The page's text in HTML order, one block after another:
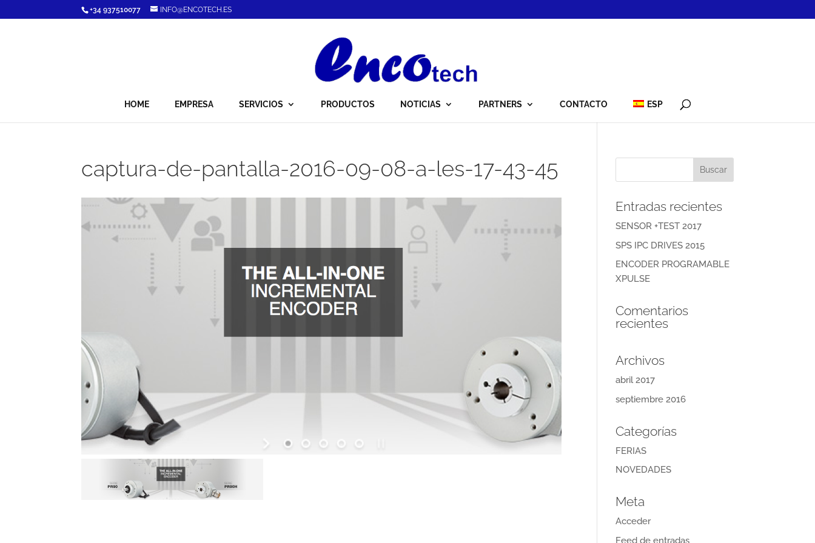
+34 937510077 INFO@ENCOTECH.ES
HOME EMPRESA SERVICIOS PRODUCTOS NOTICIAS PARTNERS CONTACTO ESP
captura-de-pantalla-2016-09-08-a-les-17-43-45
Entradas recientes
SENSOR +TEST 2017
SPS IPC DRIVES 2015
ENCODER PROGRAMABLE
XPULSE
Comentarios
recientes
Archivos
abril 2017
septiembre 2016
Categorías
FERIAS
NOVEDADES
Meta
Acceder
Feed de entradas